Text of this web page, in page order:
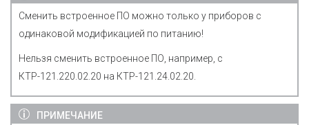
Сменить встроенное ПО можно только у приборов с
одинаковой модификацией по питанию!
Нельзя сменить встроенное ПО, например, с
КТР-121.220.02.20 на КТР-121.24.02.20.
ПРИМЕЧАНИЕ